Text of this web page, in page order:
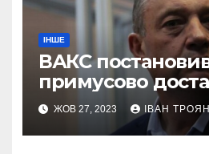
ІНШЕ
ВАКС
примусово
Дубневича до
ЖОВ 27, 2023 ІВАН ТРОЯН